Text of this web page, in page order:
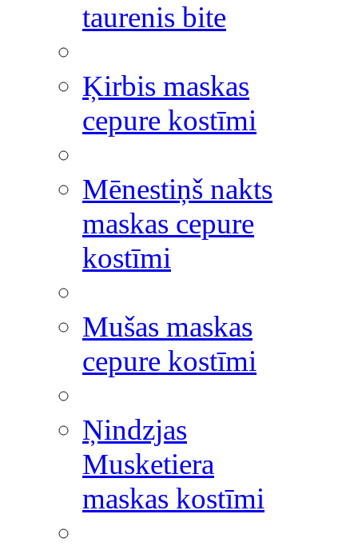
taurenis bite
Ķirbis maskas
cepure kostīmi
Mēnestiņš nakts
maskas cepure
kostīmi
Mušas maskas
cepure kostīmi
Ņindzjas
Musketiera
maskas kostīmi